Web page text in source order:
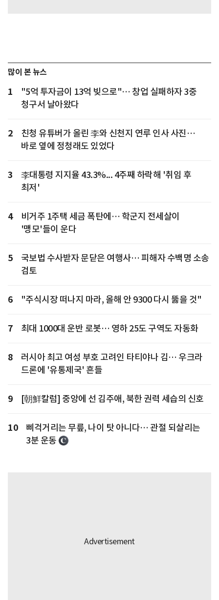
많이 본 뉴스
1
"5억 투자금이 13억 빚으로"… 창업 실패하자 3중
청구서 날아왔다
2
친청 유튜버가 올린 李와 신천지 연루 인사 사진…
바로 옆에 정청래도 있었다
3
李대통령 지지율 43.3%... 4주째 하락해 '취임 후
최저'
4
비거주 1주택 세금 폭탄에… 학군지 전세살이
'맹모'들이 운다
5
국보법 수사받자 문닫은 여행사… 피해자 수백명 소송
검토
6 "주식시장 떠나지 마라, 올해 안 9300 다시 뚫을 것"
7 최대 1000대 운반 로봇… 영하 25도 구역도 자동화
8
러시아 최고 여성 부호 고려인 타티야나 김… 우크라
드론에 '유통제국' 흔들
9 [朝鮮칼럼] 중앙에 선 김주애, 북한 권력 세습의 신호
10
삐걱거리는 무릎, 나이 탓 아니다… 관절 되살리는
3분 운동